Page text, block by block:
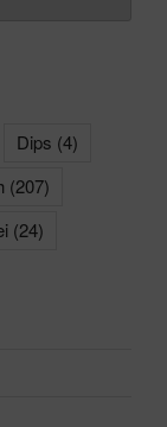
Dips (4)
(207)
(24)